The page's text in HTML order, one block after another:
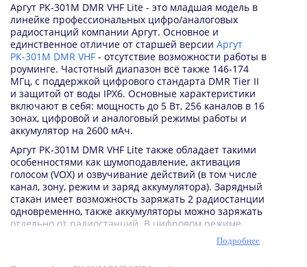
Аргут РК-301М DMR VHF Lite - это младшая модель в
линейке профессиональных цифро/аналоговых
радиостанций компании Аргут. Основное и
единственное отличие от старшей версии Аргут
РК-301М DMR VHF - отсутствие возможности работы в
роуминге. Частотный диапазон всё также 146-174
МГц, с поддержкой цифрового стандарта DMR Tier II
и защитой от воды IPX6. Основные характеристики
включают в себя: мощность до 5 Вт, 256 каналов в 16
зонах, цифровой и аналоговый режимы работы и
аккумулятор на 2600 мАч.
Аргут РК-301М DMR VHF Lite также обладает такими
особенностями как шумоподавление, активация
голосом (VOX) и озвучивание действий (в том числе
канал, зону, режим и заряд аккумулятора). Зарядный
стакан имеет возможность заряжать 2 радиостанции
одновременно, также аккумуляторы можно заряжать
отдельно от радиостанций. В цифровом режиме
разборчивость голоса, возможно настроить
Подробнее